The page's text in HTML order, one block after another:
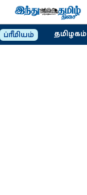
ப்ரீமியம் தமிழகம்